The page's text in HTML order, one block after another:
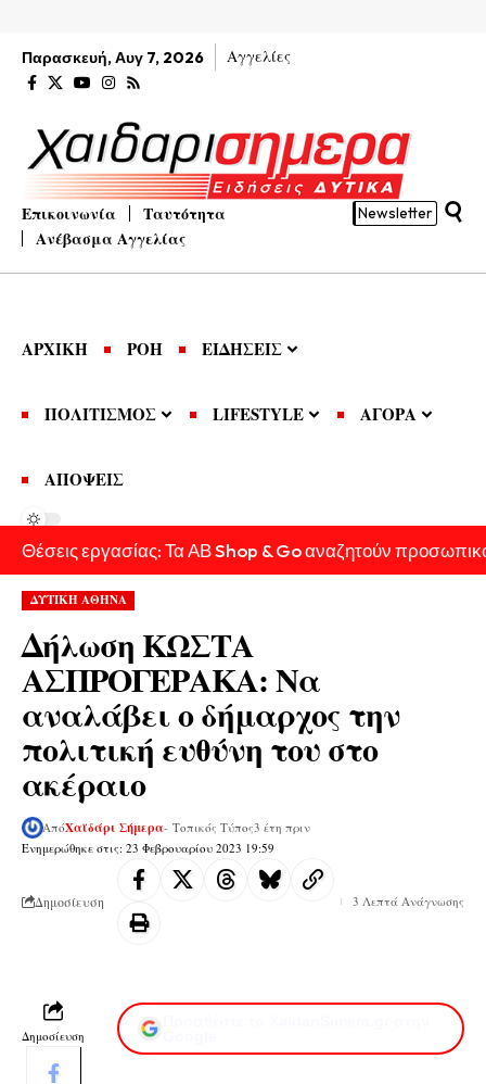
Παρασκευή, Αυγ 7, 2026 Αγγελίες
Επικοινωνία
Ταυτότητα
Ανέβασμα Αγγελίας
Newsletter
ΑΡΧΙΚΗ ΡΟΗ ΕΙΔΗΣΕΙΣ
ΠΟΛΙΤΙΣΜΟΣ LIFESTYLE ΑΓΟΡΑ
ΑΠΟΨΕΙΣ
Θέσεις εργασίας: Τα ΑΒ Shop & Go αναζητούν
ΔΥΤΙΚΗ ΑΘΗΝΑ
Δήλωση ΚΩΣΤΑ
ΑΣΠΡΟΓΕΡΑΚΑ: Να
αναλάβει ο δήμαρχος την
πολιτική ευθύνη του στο
ακέραιο
Ενημερώθηκε στις: 23 Φεβρουαρίου 2023 19:59
ΑπόΧαϊδάρι Σήμερα- Τοπικός Τύπος3 έτη πριν
Δημοσίευση 3 Λεπτά Ανάγνωσης
Δημοσίευση